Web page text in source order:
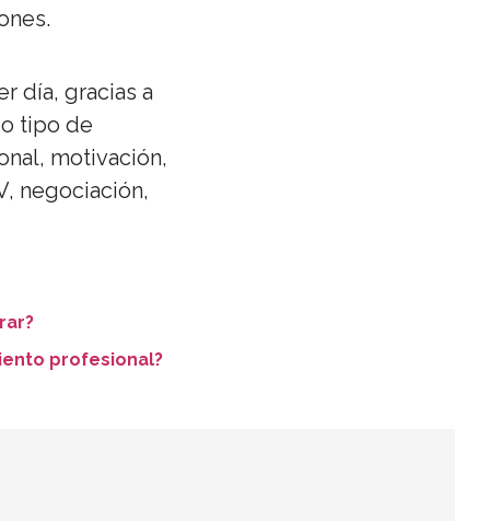
día, gracias a
tipo de
motivación,
negociación,
profesional?